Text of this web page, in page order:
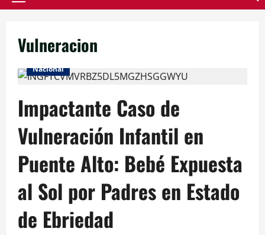
Vulneracion
Nacional
Impactante Caso de
Vulneración Infantil en
Puente Alto: Bebé Expuesta
al Sol por Padres en Estado
de Ebriedad